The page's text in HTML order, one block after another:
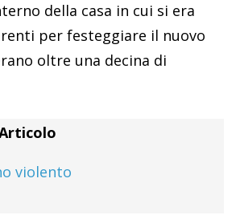
della casa in cui si era
per festeggiare il nuovo
oltre una decina di
violento